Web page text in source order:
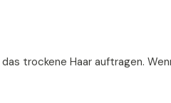
trockene Haar auftragen.